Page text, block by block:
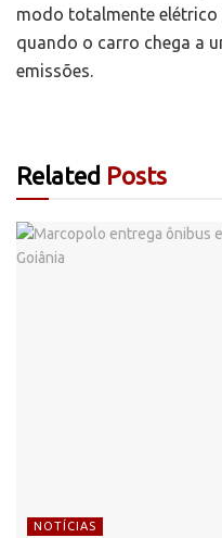
modo totalmente elétrico
quando o carro chega a
emissões.
Related Posts
NOTÍCIAS